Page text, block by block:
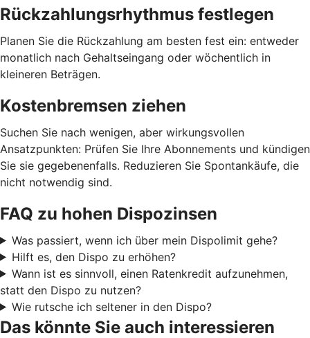
Rückzahlungsrhythmus festlegen
Planen Sie die Rückzahlung am besten fest ein: entweder
monatlich nach Gehaltseingang oder wöchentlich in
kleineren Beträgen.
Kostenbremsen ziehen
Suchen Sie nach wenigen, aber wirkungsvollen
Ansatzpunkten: Prüfen Sie Ihre Abonnements und kündigen
Sie sie gegebenenfalls. Reduzieren Sie Spontankäufe, die
nicht notwendig sind.
FAQ zu hohen Dispozinsen
Was passiert, wenn ich über mein Dispolimit gehe?
Hilft es, den Dispo zu erhöhen?
Wann ist es sinnvoll, einen Ratenkredit aufzunehmen,
statt den Dispo zu nutzen?
Wie rutsche ich seltener in den Dispo?
Das könnte Sie auch interessieren